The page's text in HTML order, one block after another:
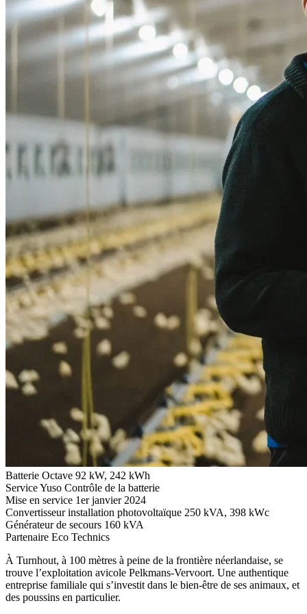
Batterie Octave 92 kW, 242 kWh
Service Yuso Contrôle de la batterie
Mise en service 1er janvier 2024
Convertisseur installation photovoltaïque 250 kVA, 398 kWc
Générateur de secours 160 kVA
Partenaire Eco Technics
À Turnhout, à 100 mètres à peine de la frontière néerlandaise, se
trouve l’exploitation avicole Pelkmans-Vervoort. Une authentique
entreprise familiale qui s’investit dans le bien-être de ses animaux, et
des poussins en particulier.